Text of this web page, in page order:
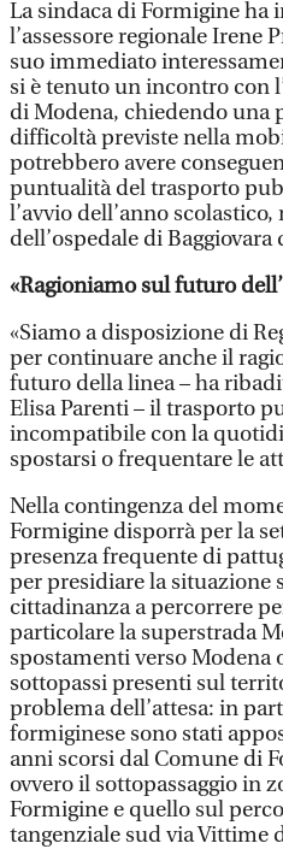
La sindaca di Formigine ha
l’assessore regionale Irene
suo immediato
si è tenuto un incontro con
di Modena, chiedendo una
difficoltà previste nella
potrebbero avere
puntualità del trasporto
l’avvio dell’anno
dell’ospedale di Baggiovara
«Ragioniamo sul futuro
«Siamo a disposizione di
per continuare anche il
futuro della linea – ha
Elisa Parenti – il trasporto
incompatibile con la
spostarsi o frequentare le
Nella contingenza del
Formigine disporrà per la
presenza frequente di
per presidiare la situazione
cittadinanza a percorrere
particolare la superstrada
spostamenti verso Modena
sottopassi presenti sul
problema dell’attesa: in
formiginese sono stati
anni scorsi dal Comune di
ovvero il sottopassaggio in
Formigine e quello sul
tangenziale sud via Vittime